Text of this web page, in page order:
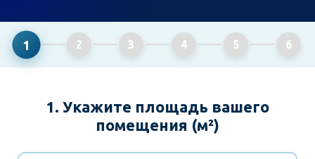
1 2 3 4 5 6
1. Укажите площадь вашего
помещения (м²)